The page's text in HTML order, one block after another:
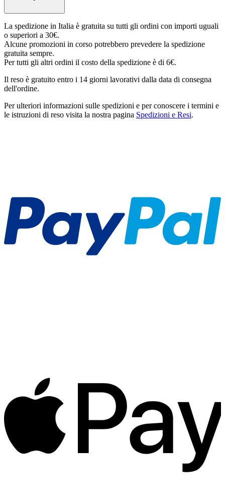
La spedizione in Italia è gratuita su tutti gli ordini con importi uguali
o superiori a 30€.
Alcune promozioni in corso potrebbero prevedere la spedizione
gratuita sempre.
Per tutti gli altri ordini il costo della spedizione è di 6€.
Il reso è gratuito entro i 14 giorni lavorativi dalla data di consegna
dell'ordine.
Per ulteriori informazioni sulle spedizioni e per conoscere i termini e
le istruzioni di reso visita la nostra pagina Spedizioni e Resi.